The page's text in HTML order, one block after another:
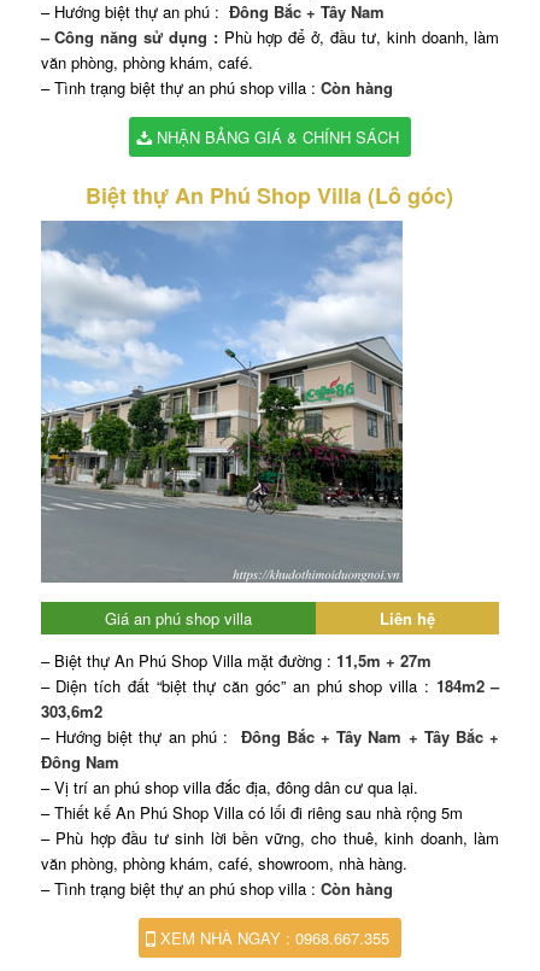
– Hướng biệt thự an phú : Đông Bắc + Tây Nam
– Công năng sử dụng :Phù hợp để ở, đầu tư, kinh doanh, làm
văn phòng, phòng khám, café.
– Tình trạng biệt thự an phú shop villa : Còn hàng
NHẬN BẢNG GIÁ & CHÍNH SÁCH
Biệt thự An Phú Shop Villa(Lô góc)
Giá an phú shop villa
Liên hệ
– Biệt thự An Phú Shop Villa mặt đường : 11,5m + 27m
– Diện tích đất “biệt thự căn góc” an phú shop villa : 184m2 –
303,6m2
– Hướng biệt thự an phú :
Đông Bắc + Tây Nam + Tây Bắc +
Đông Nam
– Vị trí an phú shop villa đắc địa, đông dân cư qua lại.
– Thiết kế An Phú Shop Villa có lối đi riêng sau nhà rộng 5m
– Phù hợp đầu tư sinh lời bền vững, cho thuê, kinh doanh, làm
văn phòng, phòng khám, café, showroom, nhà hàng.
– Tình trạng biệt thự an phú shop villa : Còn hàng
XEM NHÀ NGAY : 0968.667.355